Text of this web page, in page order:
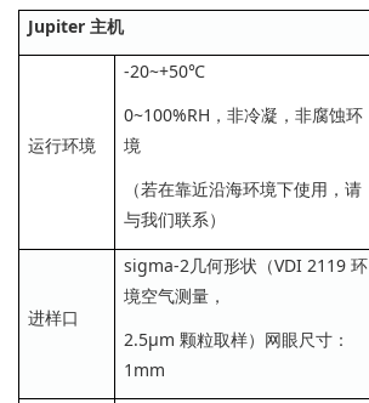
Jupiter 主机
运行环境
-20~+50℃
0~100%RH，非冷凝，非腐蚀环
境
（若在靠近沿海环境下使用，请
与我们联系）
进样口
sigma-2几何形状（VDI 2119 环
境空气测量，
2.5μm 颗粒取样）网眼尺寸：
1mm